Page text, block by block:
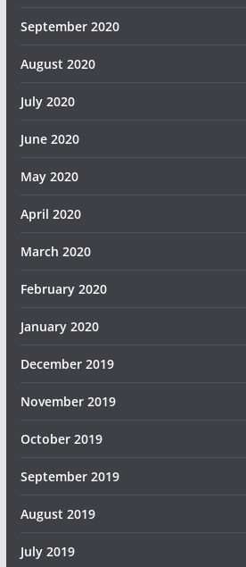
September 2020
August 2020
July 2020
June 2020
May 2020
April 2020
March 2020
February 2020
January 2020
December 2019
November 2019
October 2019
September 2019
August 2019
July 2019